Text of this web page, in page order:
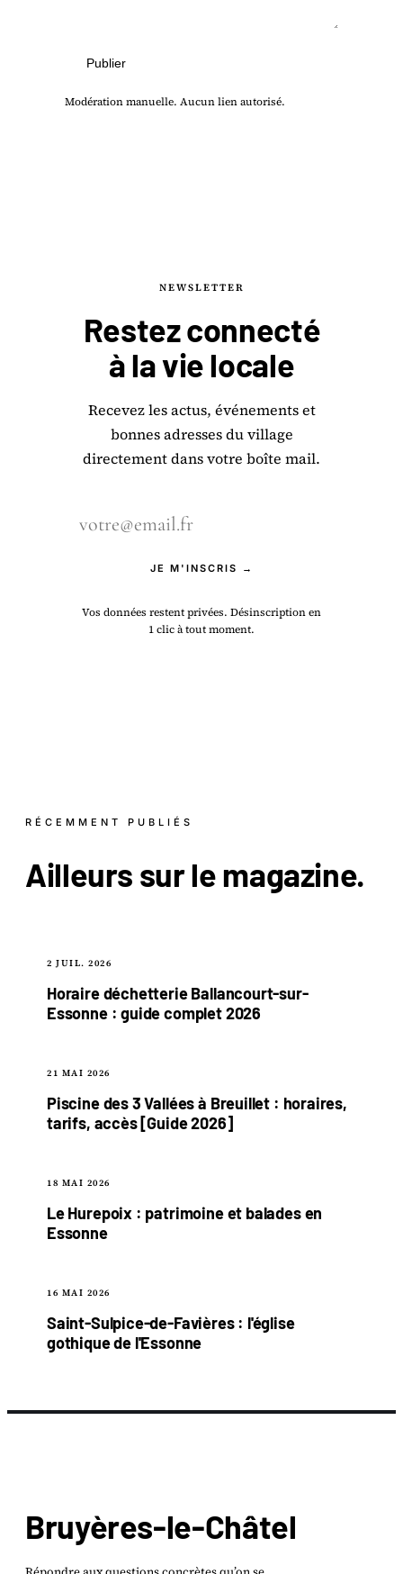
Publier
Modération manuelle. Aucun lien autorisé.
NEWSLETTER
Restez connecté
à lavie locale
Recevez les actus, événements et
bonnes adresses du village
directement dans votre boîte mail.
JE M'INSCRIS →
Vos données restent privées. Désinscription en
1 clic à tout moment.
RÉCEMMENT PUBLIÉS
Ailleurs sur lemagazine.
2 JUIL. 2026
Horaire déchetterie Ballancourt-sur-
Essonne : guide complet 2026
21 MAI 2026
Piscine des 3 Vallées à Breuillet : horaires,
tarifs, accès [Guide 2026]
18 MAI 2026
Le Hurepoix : patrimoine et balades en
Essonne
16 MAI 2026
Saint-Sulpice-de-Favières : l'église
gothique de l'Essonne
Bruyères-le-Châtel